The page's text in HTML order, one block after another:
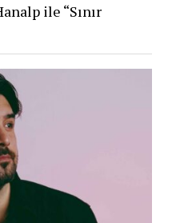
ile “Sınır